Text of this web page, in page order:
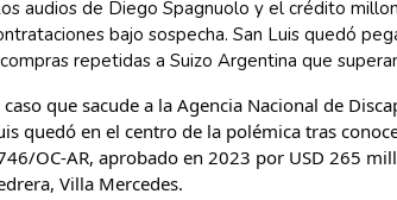
audios de Diego Spagnuolo y el crédito
bajo sospecha. San Luis quedó
repetidas a Suizo Argentina que
caso que sacude a la Agencia Nacional de
quedó en el centro de la polémica tras
OC-AR, aprobado en 2023 por USD 265
Villa Mercedes.